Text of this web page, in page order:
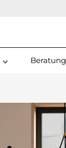
Beratung